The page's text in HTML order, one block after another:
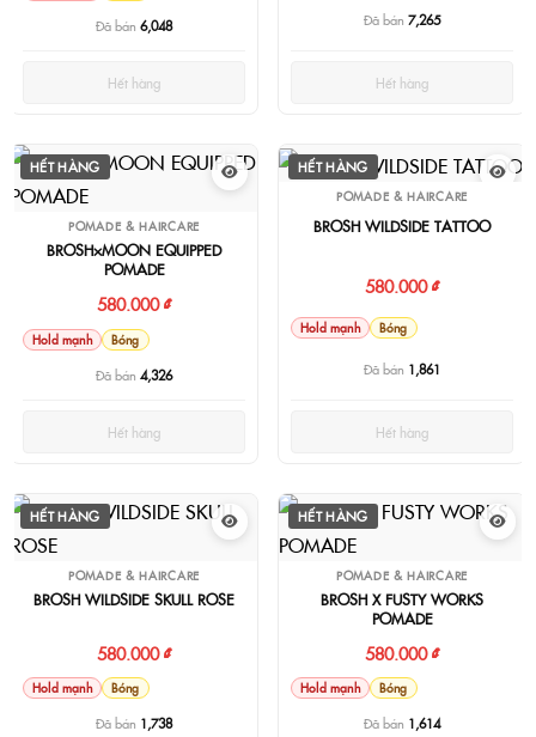
Đã bán 6,048
Hết hàng
Đã bán 7,265
Hết hàng
HẾT HÀNG
POMADE & HAIRCARE
BROSH×MOON EQUIPPED
POMADE
580.000 ₫
Hold mạnh Bóng
Đã bán 4,326
Hết hàng
HẾT HÀNG
POMADE & HAIRCARE
BROSH WILDSIDE TATTOO
580.000 ₫
Hold mạnh Bóng
Đã bán 1,861
Hết hàng
HẾT HÀNG
POMADE & HAIRCARE
BROSH WILDSIDE SKULL ROSE
580.000 ₫
Hold mạnh Bóng
Đã bán 1,738
HẾT HÀNG
POMADE & HAIRCARE
BROSH X FUSTY WORKS
POMADE
580.000 ₫
Hold mạnh Bóng
Đã bán 1,614